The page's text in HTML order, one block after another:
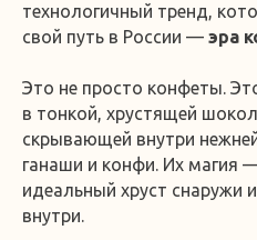
технологичный тренд,
свой путь в России — эра
Это не просто конфеты.
в тонкой, хрустящей
скрывающей внутри
ганаши и конфи. Их магия
идеальный хруст снаружи
внутри.